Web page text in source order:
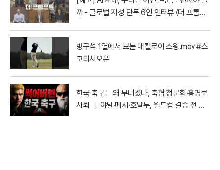
까 - 글로벌 지성 단독 6인 인터뷰 〈더 프롬프
방구석 1열에서 보는 매킬로이 스윙.mov #스
코티시오픈
한국 축구는 왜 무너졌나, 축협 청문회·홍명보
사퇴 ｜ 야말·메시·호날두, 월드컵 결승 전 마